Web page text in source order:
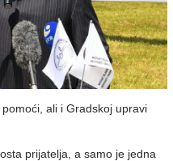
ali i Gradskoj upravi
prijatelja, a samo je jedna